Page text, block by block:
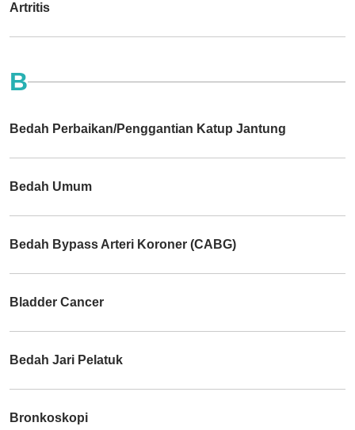
Artritis
B
Bedah Perbaikan/Penggantian Katup Jantung
Bedah Umum
Bedah Bypass Arteri Koroner (CABG)
Bladder Cancer
Bedah Jari Pelatuk
Bronkoskopi